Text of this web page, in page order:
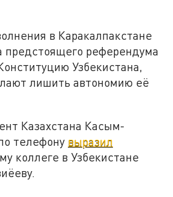
в Каракалпакстане
предстоящего референдума
Узбекистана,
лишить автономию её
Казахстана Касым-
телефону выразил
коллеге в Узбекистане